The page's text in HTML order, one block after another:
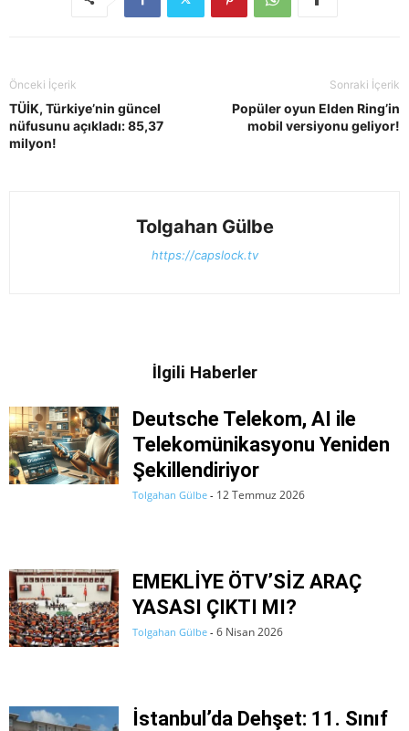
Önceki İçerik
TÜİK, Türkiye’nin güncel
nüfusunu açıkladı: 85,37
milyon!
Sonraki İçerik
Popüler oyun Elden Ring’in
mobil versiyonu geliyor!
Tolgahan Gülbe
https://capslock.tv
İlgili Haberler
Deutsche Telekom, AI ile
Telekomünikasyonu Yeniden
Şekillendiriyor
Tolgahan Gülbe - 12 Temmuz 2026
EMEKLİYE ÖTV’SİZ ARAÇ
YASASI ÇIKTI MI?
Tolgahan Gülbe - 6 Nisan 2026
İstanbul’da Dehşet: 11. Sınıf